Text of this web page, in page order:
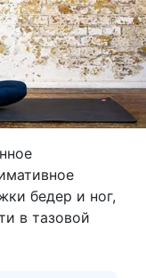
бедер и ног,
в тазовой